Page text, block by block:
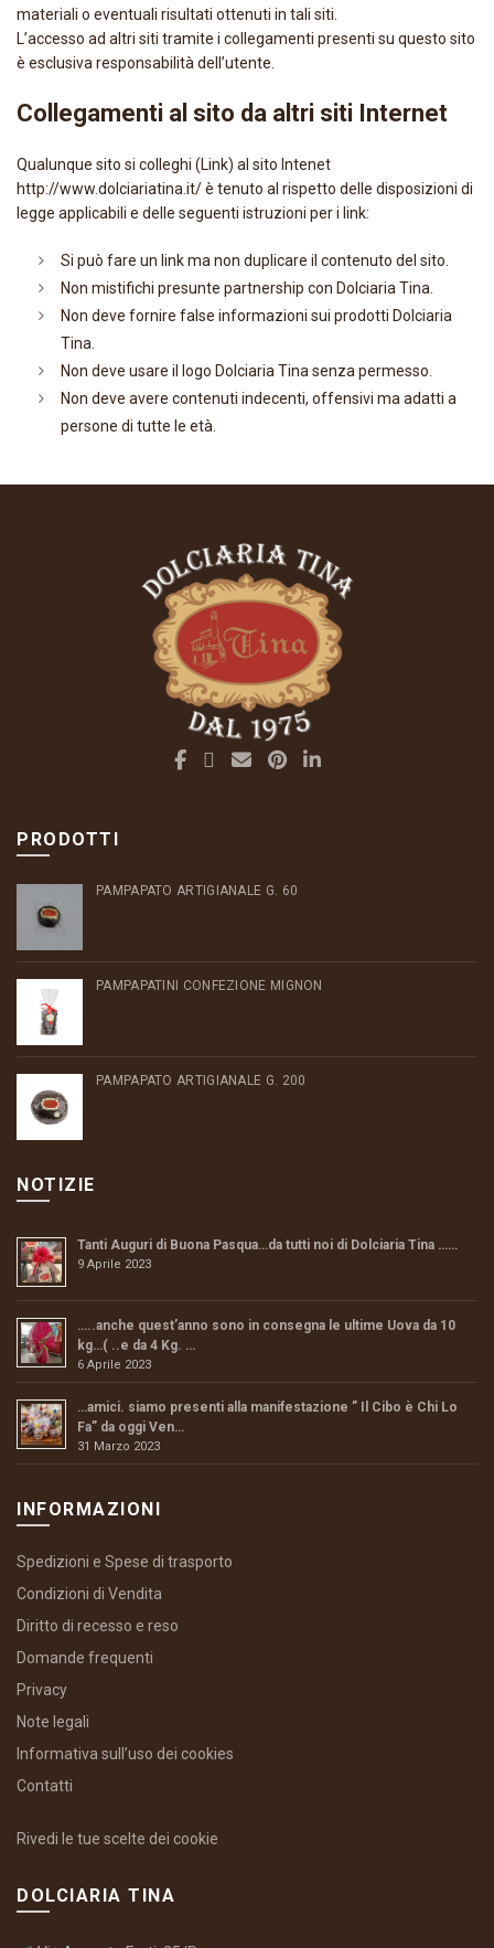
materiali o eventuali risultati ottenuti in tali siti.
L’accesso ad altri siti tramite i collegamenti presenti su questo sito
è esclusiva responsabilità dell’utente.
Collegamenti al sito da altri siti Internet
Qualunque sito si colleghi (Link) al sito Intenet
http://www.dolciariatina.it/ è tenuto al rispetto delle disposizioni di
legge applicabili e delle seguenti istruzioni per i link:
Si può fare un link ma non duplicare il contenuto del sito.
Non mistifichi presunte partnership con Dolciaria Tina.
Non deve fornire false informazioni sui prodotti Dolciaria
Tina.
Non deve usare il logo Dolciaria Tina senza permesso.
Non deve avere contenuti indecenti, offensivi ma adatti a
persone di tutte le età.
PRODOTTI
PAMPAPATO ARTIGIANALE G. 60
PAMPAPATINI CONFEZIONE MIGNON
PAMPAPATO ARTIGIANALE G. 200
NOTIZIE
Tanti Auguri di Buona Pasqua…da tutti noi di Dolciaria Tina ……
9 Aprile 2023
…..anche quest’anno sono in consegna le ultime Uova da 10
kg…( ..e da 4 Kg. …
6 Aprile 2023
…amici. siamo presenti alla manifestazione ” Il Cibo è Chi Lo
Fa” da oggi Ven…
31 Marzo 2023
INFORMAZIONI
Spedizioni e Spese di trasporto
Condizioni di Vendita
Diritto di recesso e reso
Domande frequenti
Privacy
Note legali
Informativa sull’uso dei cookies
Contatti
Rivedi le tue scelte dei cookie
DOLCIARIA TINA